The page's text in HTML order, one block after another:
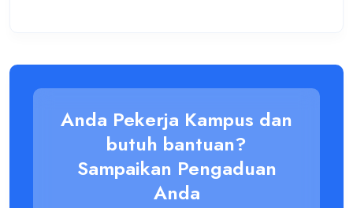
Anda Pekerja Kampus dan
butuh bantuan?
Sampaikan Pengaduan
Anda